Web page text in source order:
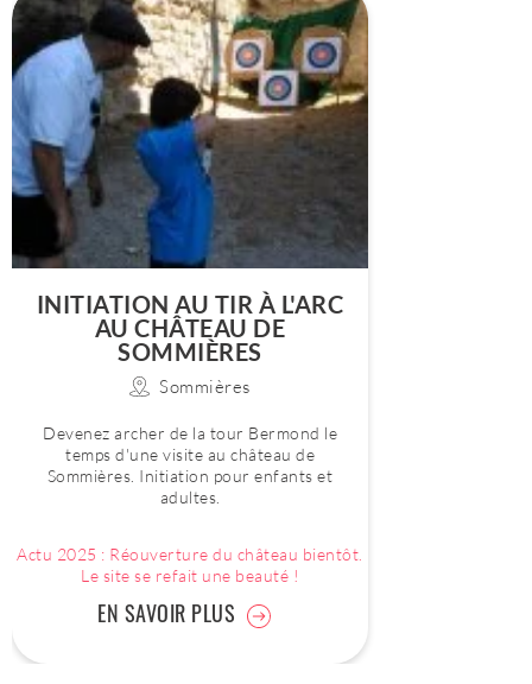
INITIATION AU TIR À L'ARC
AU CHÂTEAU DE
SOMMIÈRES
Sommières
Devenez archer de la tour Bermond le
temps d'une visite au château de
Sommières. Initiation pour enfants et
adultes.
Actu 2025 : Réouverture du château bientôt.
Le site se refait une beauté !
EN SAVOIR PLUS